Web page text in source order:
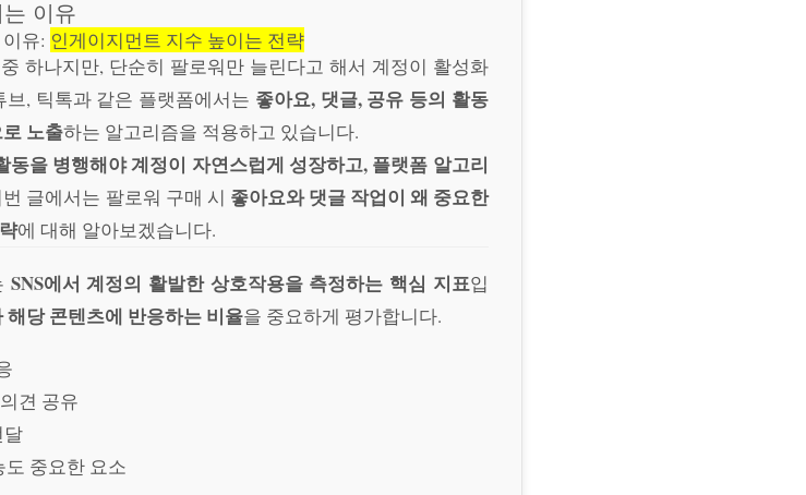
이유
유: 인게이지먼트 지수 높이는 전략
하나지만, 단순히 팔로워만 늘린다고 해서 계정이 활성화
, 틱톡과 같은 플랫폼에서는 좋아요, 댓글, 공유 등의 활동
노출하는 알고리즘을 적용하고 있습니다.
동을 병행해야 계정이 자연스럽게 성장하고, 플랫폼 알고리
글에서는 팔로워 구매 시 좋아요와 댓글 작업이 왜 중요한
에 대해 알아보겠습니다.
SNS에서 계정의 활발한 상호작용을 측정하는 핵심 지표입
해당 콘텐츠에 반응하는 비율을 중요하게 평가합니다.
견 공유
달
도 중요한 요소